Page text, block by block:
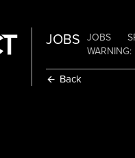
JOBS JOBS
WARNING:
Back